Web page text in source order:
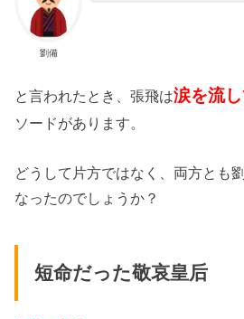
劉備
と言われたとき、張飛は涙を流
ソードがあります。
どうして片方ではなく、両方とも
なったのでしょうか？
短命だった敬哀皇后